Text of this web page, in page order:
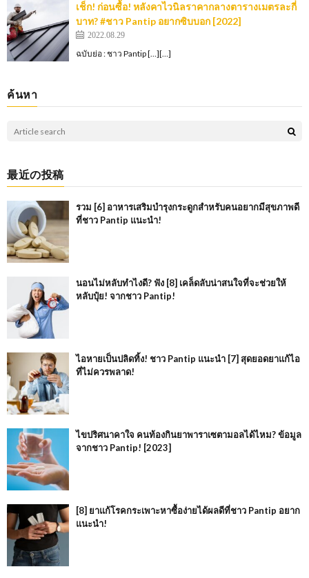
เช็ก! ก่อนซื้อ! หลังคาไวนิลราคากลางตารางเมตรละกี่
บาท? #ชาว Pantip อยากซิบบอก [2022]
2022.08.29
ฉบับย่อ : ชาว Pantip […][…]
ค้นหา
最近の投稿
รวม [6] อาหารเสริมบำรุงกระดูกสำหรับคนอยากมีสุขภาพดี
ที่ชาว Pantip แนะนำ!
นอนไม่หลับทำไงดี? ฟัง [8] เคล็ดลับน่าสนใจที่จะช่วยให้
หลับปุ๋ย! จากชาว Pantip!
ไอหายเป็นปลิดทิ้ง! ชาว Pantip แนะนำ [7] สุดยอดยาแก้ไอ
ที่ไม่ควรพลาด!
ไขปริศนาคาใจ คนท้องกินยาพาราเซตามอลได้ไหม? ข้อมูล
จากชาว Pantip! [2023]
[8] ยาแก้โรคกระเพาะหาซื้อง่ายได้ผลดีที่ชาว Pantip อยาก
แนะนำ!